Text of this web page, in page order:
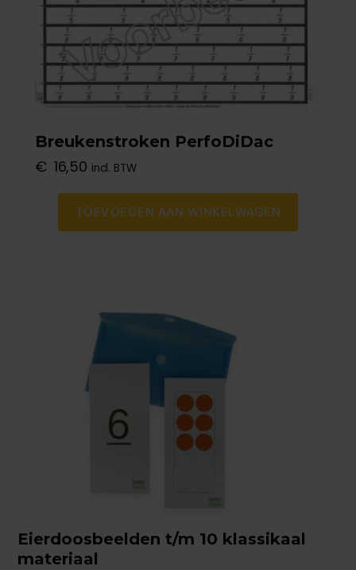
Breukenstroken PerfoDiDac
€ 16,50 incl. BTW
TOEVOEGEN AAN WINKELWAGEN
Eierdoosbeelden t/m 10 klassikaal
materiaal